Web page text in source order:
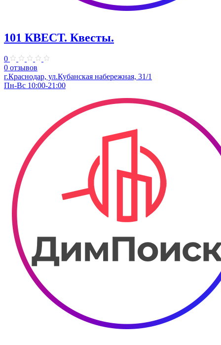
101 КВЕСТ. Квесты.
0
0 отзывов
​г.Краснодар, ул.Кубанская набережная, 31/1
Пн-Вс 10:00-21:00